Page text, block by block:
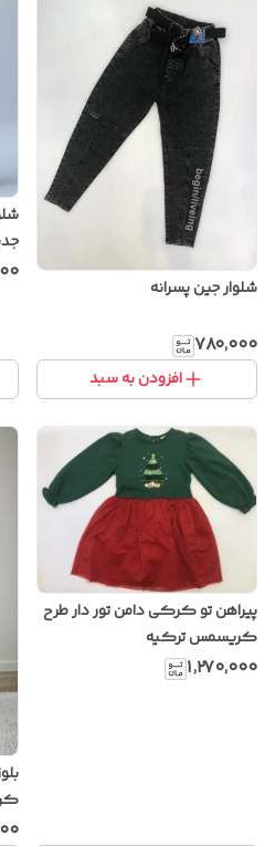
شلوار جین پسرانه
۷۸۰٬۰۰۰
افزودن به سبد
پیراهن تو کرکی دامن تور دار طرح
کریسمس ترکیه
۱٬۲۷۰٬۰۰۰